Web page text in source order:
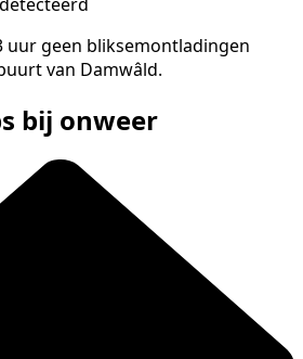
uur geen bliksemontladingen
van Damwâld.
bij onweer